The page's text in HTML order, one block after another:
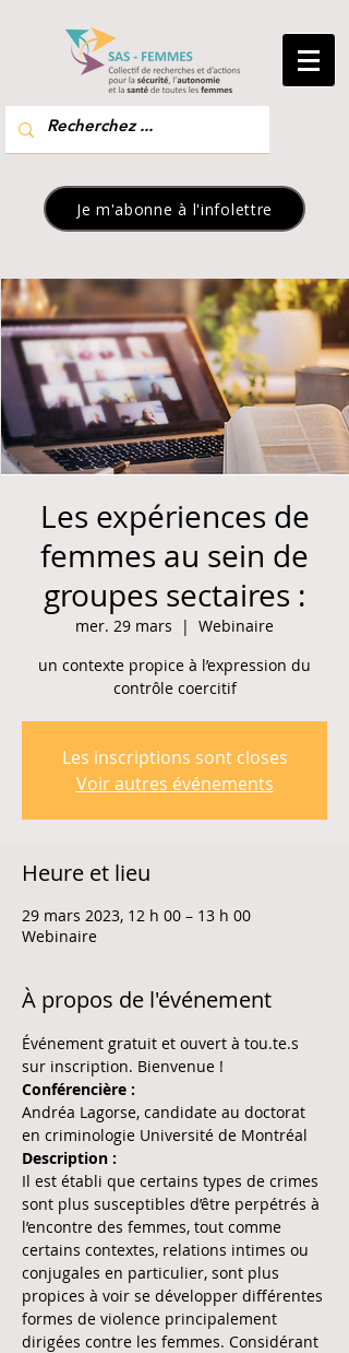
Je m'abonne à l'infolettre
Les expériences de
femmes au sein de
groupes sectaires :
mer. 29 mars
  |
Webinaire
un contexte propice à l’expression du
contrôle coercitif
Les inscriptions sont closes
Voir autres événements
Heure et lieu
29 mars 2023, 12 h 00 – 13 h 00
Webinaire
À propos de l'événement
Événement gratuit et ouvert à tou.te.s
sur inscription. Bienvenue !
Conférencière :
Andréa Lagorse, candidate au doctorat
en criminologie Université de Montréal
Description :
Il est établi que certains types de crimes
sont plus susceptibles d’être perpétrés à
l’encontre des femmes, tout comme
certains contextes, relations intimes ou
conjugales en particulier, sont plus
propices à voir se développer différentes
formes de violence principalement
dirigées contre les femmes. Considérant